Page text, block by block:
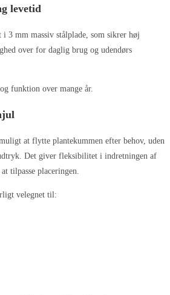
levetid
3 mm massiv stålplade, som sikrer høj
over for daglig brug og udendørs
funktion over mange år.
at flytte plantekummen efter behov, uden
Det giver fleksibilitet i indretningen af
tilpasse placeringen.
velegnet til: